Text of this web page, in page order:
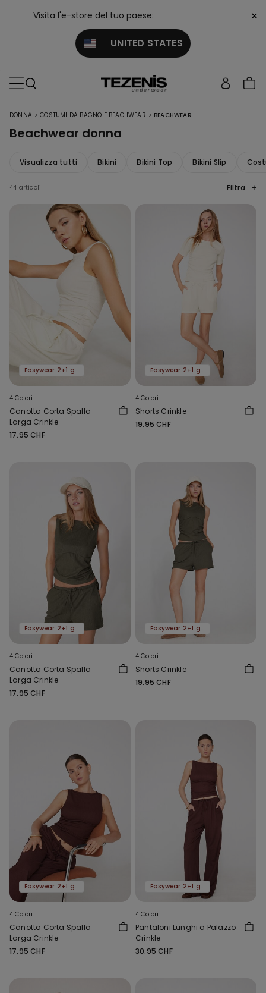
Visita l'e-store del tuo paese:
UNITED STATES
×
DONNA > COSTUMI DA BAGNO E BEACHWEAR > BEACHWEAR
Beachwear donna
Visualizza tutti Bikini Bikini Top Bikini Slip
44 articoli Filtra
Easywear 2+1 gratis
4 Colori
Canotta Corta Spalla
Larga Crinkle
17.95 CHF
Easywear 2+1 gratis
4 Colori
Shorts Crinkle
19.95 CHF
Easywear 2+1 gratis
4 Colori
Canotta Corta Spalla
Larga Crinkle
17.95 CHF
Easywear 2+1 gratis
4 Colori
Shorts Crinkle
19.95 CHF
Easywear 2+1 gratis
4 Colori
Canotta Corta Spalla
Larga Crinkle
17.95 CHF
Easywear 2+1 gratis
4 Colori
Pantaloni Lunghi a Palazzo
Crinkle
30.95 CHF